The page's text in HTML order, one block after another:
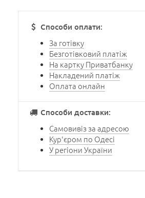
Способи оплати:
За готівку
Безготівковий платіж
На картку Приватбанку
Накладений платіж
Оплата онлайн
Способи доставки:
Самовивіз за адресою
Кур'єром по Одесі
У регіони України